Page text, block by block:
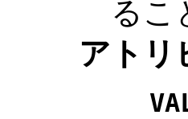
るこ
アトリ